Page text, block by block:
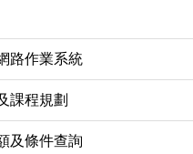
路作業系統
課程規劃
及條件查詢